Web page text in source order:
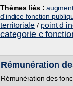
Thèmes liés :
d'indice fonction
territoriale / point d
categorie c
Rémunération
Rémunération des